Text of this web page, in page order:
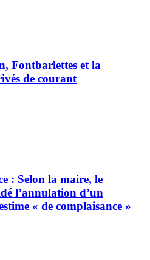
Fontbarlettes et la
de courant
: Selon la maire, le
l’annulation d’un
« de complaisance »